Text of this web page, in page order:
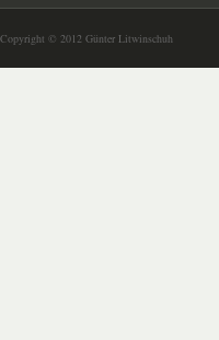
Copyright © 2012 Günter Litwinschuh